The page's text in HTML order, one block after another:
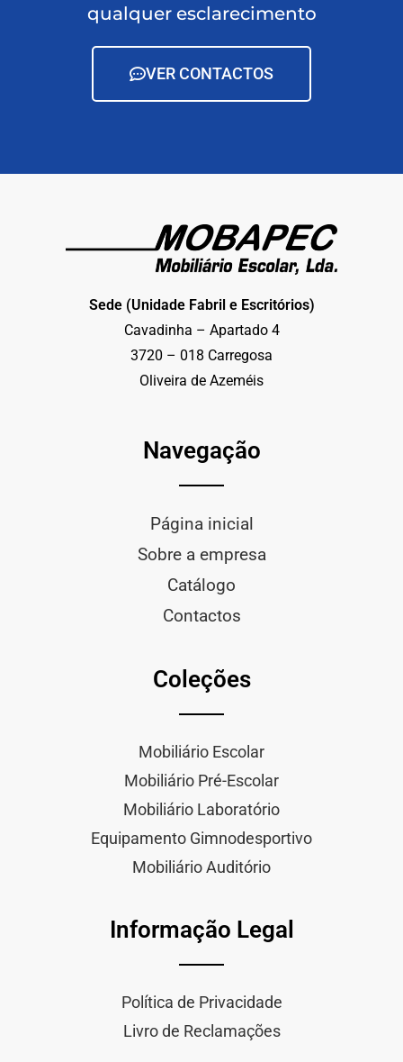
qualquer esclarecimento
VER CONTACTOS
Sede (Unidade Fabril e Escritórios)
Cavadinha – Apartado 4
3720 – 018 Carregosa
Oliveira de Azeméis
Navegação
Página inicial
Sobre a empresa
Catálogo
Contactos
Coleções
Mobiliário Escolar
Mobiliário Pré-Escolar
Mobiliário Laboratório
Equipamento Gimnodesportivo
Mobiliário Auditório
Informação Legal
Política de Privacidade
Livro de Reclamações